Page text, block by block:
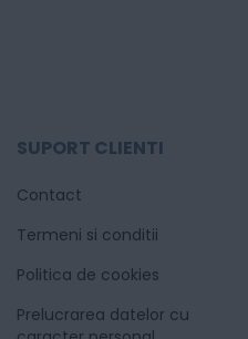
SUPORT CLIENTI
Contact
Termeni si conditii
Politica de cookies
Prelucrarea datelor cu